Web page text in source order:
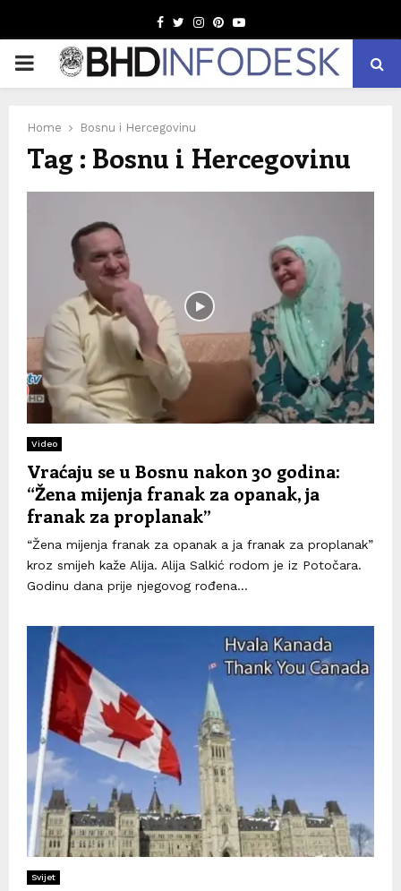
Facebook
TwitterInstagram
Pinterest
Youtube
PRIMARY
Home Bosnu i Hercegovinu
Tag : Bosnu i Hercegovinu
Video
Vraćaju se u Bosnu nakon 30 godina:
“Žena mijenja franak za opanak, ja
franak za proplanak”
“Žena mijenja franak za opanak a ja franak za proplanak”
kroz smijeh kaže Alija. Alija Salkić rodom je iz Potočara.
Godinu dana prije njegovog rođena...
Svijet